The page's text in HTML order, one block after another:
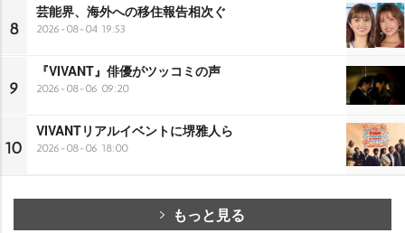
8
芸能界、海外への移住報告相次ぐ
2026-08-04 19:53
9
『VIVANT』俳優がツッコミの声
2026-08-06 09:20
10
VIVANTリアルイベントに堺雅人ら
2026-08-06 18:00
もっと見る